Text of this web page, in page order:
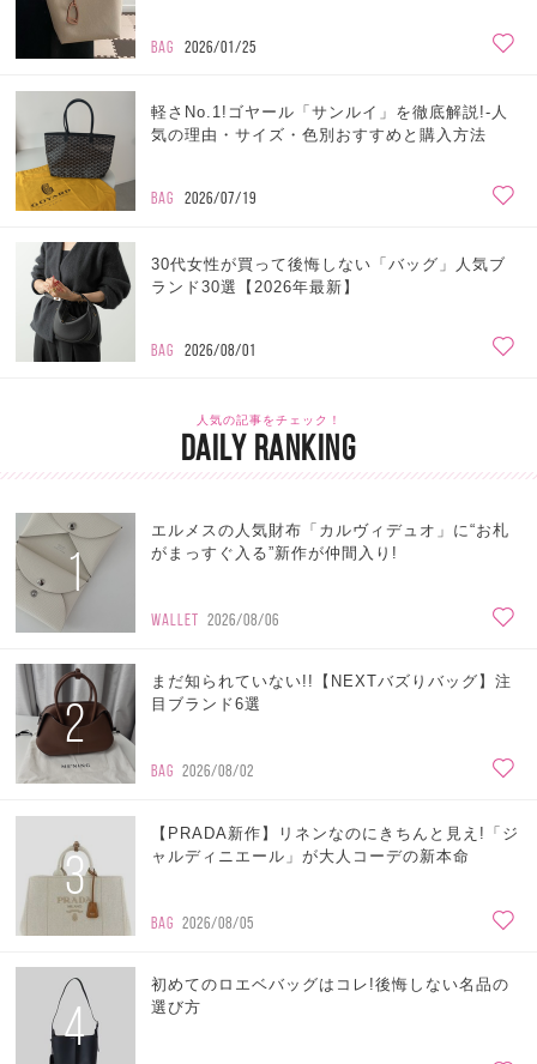
BAG 2026/01/25
軽さNo.1!ゴヤール「サンルイ」を徹底解説!-人
気の理由・サイズ・色別おすすめと購入方法
BAG 2026/07/19
30代女性が買って後悔しない「バッグ」人気ブ
ランド30選【2026年最新】
BAG 2026/08/01
人気の記事をチェック！
DAILY RANKING
1
エルメスの人気財布「カルヴィデュオ」に“お札
がまっすぐ入る”新作が仲間入り!
WALLET 2026/08/06
2
まだ知られていない!!【NEXTバズりバッグ】注
目ブランド6選
BAG 2026/08/02
3
【PRADA新作】リネンなのにきちんと見え!「ジ
ャルディニエール」が大人コーデの新本命
BAG 2026/08/05
4
初めてのロエベバッグはコレ!後悔しない名品の
選び方